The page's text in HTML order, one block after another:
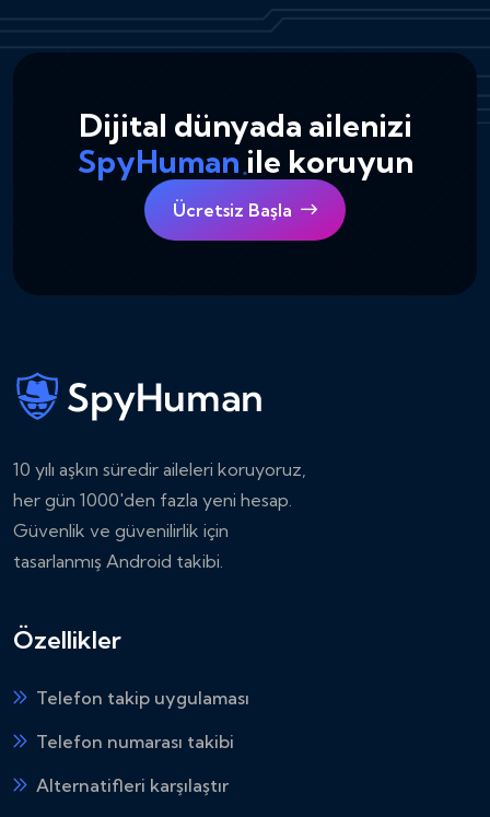
Dijital dünyada ailenizi
SpyHuman ile koruyun
Ücretsiz Başla
10 yılı aşkın süredir aileleri koruyoruz,
her gün 1000'den fazla yeni hesap.
Güvenlik ve güvenilirlik için
tasarlanmış Android takibi.
Özellikler
Telefon takip uygulaması
Telefon numarası takibi
Alternatifleri karşılaştır